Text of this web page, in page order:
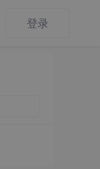
登录